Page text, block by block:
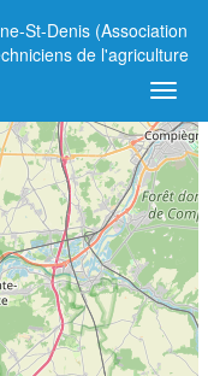
St-Denis (Association
de l'agriculture